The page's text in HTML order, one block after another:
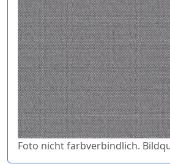
Foto nicht farbverbindlich.